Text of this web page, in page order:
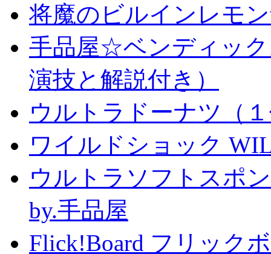
将魔のビルインレモ
手品屋☆ベンディッ
演技と解説付き）
ウルトラドーナツ（
ワイルドショック
ウルトラソフトスポ
by.手品屋
Flick!Board フリック